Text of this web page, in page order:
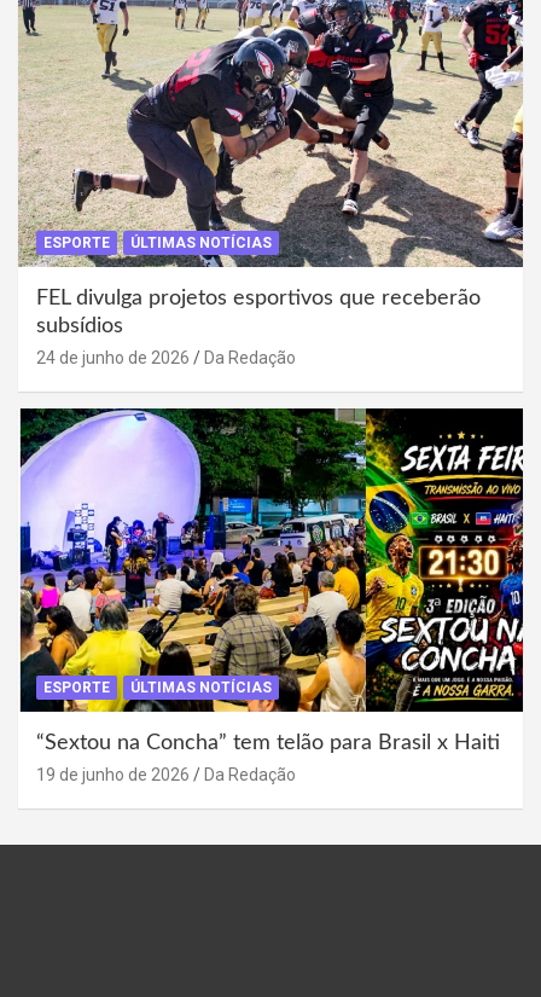
ESPORTE ÚLTIMAS NOTÍCIAS
FEL divulga projetos esportivos que receberão
subsídios
24 de junho de 2026 Da Redação
ESPORTE ÚLTIMAS NOTÍCIAS
“Sextou na Concha” tem telão para Brasil x Haiti
19 de junho de 2026 Da Redação